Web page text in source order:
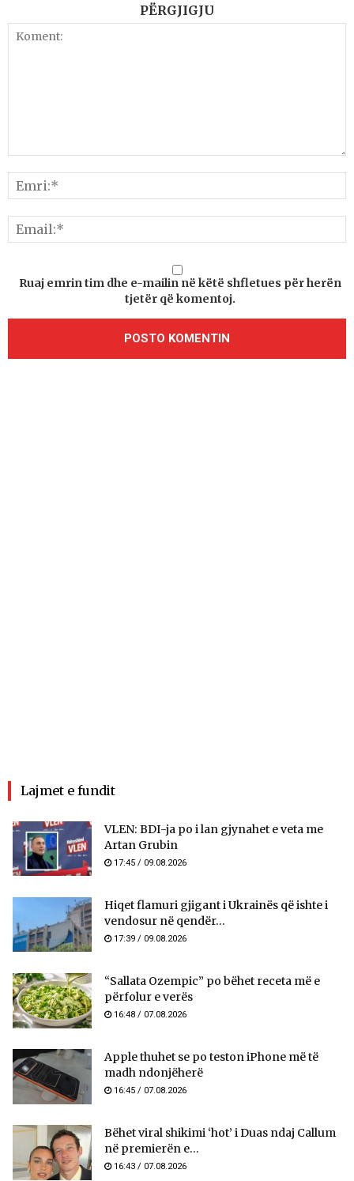
PËRGJIGJU
Ruaj emrin tim dhe e-mailin në këtë shfletues për herën
tjetër që komentoj.
Lajmet e fundit
VLEN: BDI-ja po i lan gjynahet e veta me
Artan Grubin
17:45 / 09.08.2026
Hiqet flamuri gjigant i Ukrainës që ishte i
vendosur në qendër...
17:39 / 09.08.2026
“Sallata Ozempic” po bëhet receta më e
përfolur e verës
16:48 / 07.08.2026
Apple thuhet se po teston iPhone më të
madh ndonjëherë
16:45 / 07.08.2026
Bëhet viral shikimi ‘hot’ i Duas ndaj Callum
në premierën e...
16:43 / 07.08.2026